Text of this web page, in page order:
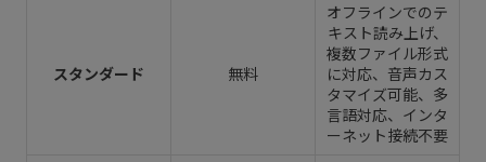
スタンダード 無料
オフラインでのテ
キスト読み上げ、
複数ファイル形式
に対応、音声カス
タマイズ可能、多
言語対応、インタ
ーネット接続不要